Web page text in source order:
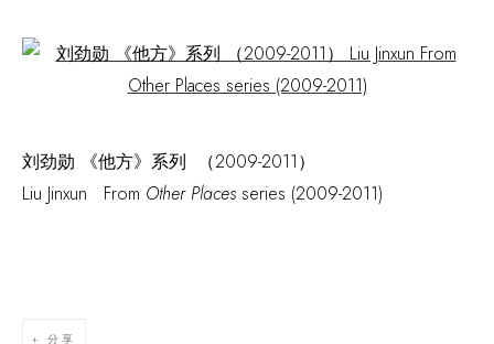
Open a larger version of the following image in a popup:
刘劲勋 《他方》系列 （2009-2011）
Liu Jinxun From Other Places series (2009-2011)
分享